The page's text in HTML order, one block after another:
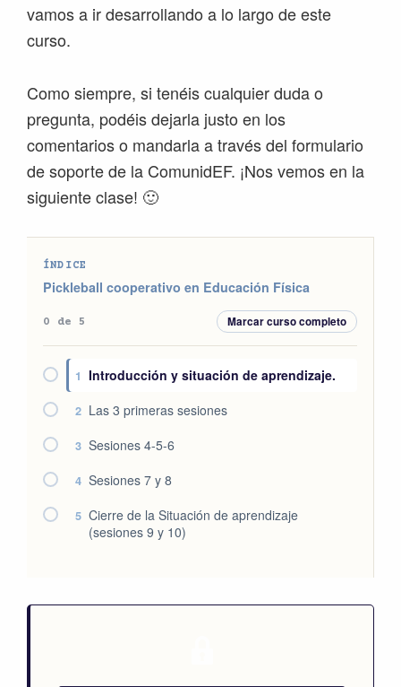
vamos a ir desarrollando a lo largo de este
curso.
Como siempre, si tenéis cualquier duda o
pregunta, podéis dejarla justo en los
comentarios o mandarla a través del formulario
de soporte de la ComunidEF. ¡Nos vemos en la
siguiente clase! 🙂
ÍNDICE
Pickleball cooperativo en Educación Física
0 de 5 Marcar curso completo
1 Introducción y situación de aprendizaje.
2 Las 3 primeras sesiones
3 Sesiones 4-5-6
4 Sesiones 7 y 8
5 Cierre de la Situación de aprendizaje
(sesiones 9 y 10)